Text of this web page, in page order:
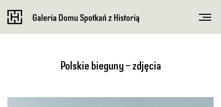
Polskie bieguny – zdjęcia